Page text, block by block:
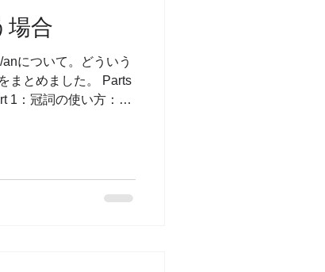
場合
について。どういう
まとめました。 Parts
1：冠詞の使い方：基